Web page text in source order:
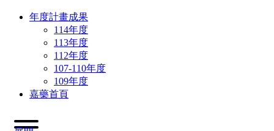
年度計畫成果
114年度
113年度
112年度
107-110年度
109年度
嘉藥首頁